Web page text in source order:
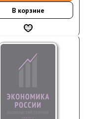
В корзине